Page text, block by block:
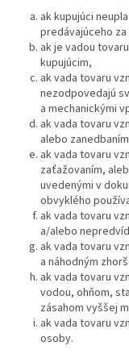
ak kupujúci
predávajúceho
ak je vadou
kupujúcim,
ak vada tovaru
nezodpovedajú
a mechanickými
ak vada tovaru
alebo
ak vada tovaru
zaťažovaním,
uvedenými v
obvyklého
ak vada tovaru
a/alebo
ak vada tovaru
a náhodným
ak vada tovaru
vodou, ohňom,
zásahom vyššej
ak vada tovaru
osoby.